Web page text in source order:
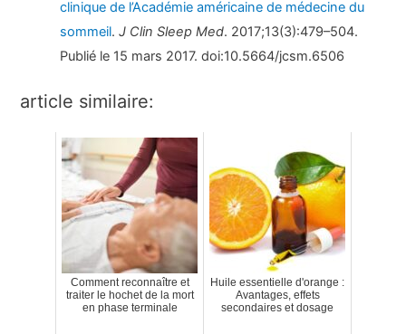
clinique de l’Académie américaine de médecine du
sommeil.J Clin Sleep Med. 2017;13(3):479–504.
Publié le 15 mars 2017. doi:10.5664/jcsm.6506
article similaire:
Comment reconnaître et
traiter le hochet de la mort
en phase terminale
Huile essentielle d'orange :
Avantages, effets
secondaires et dosage